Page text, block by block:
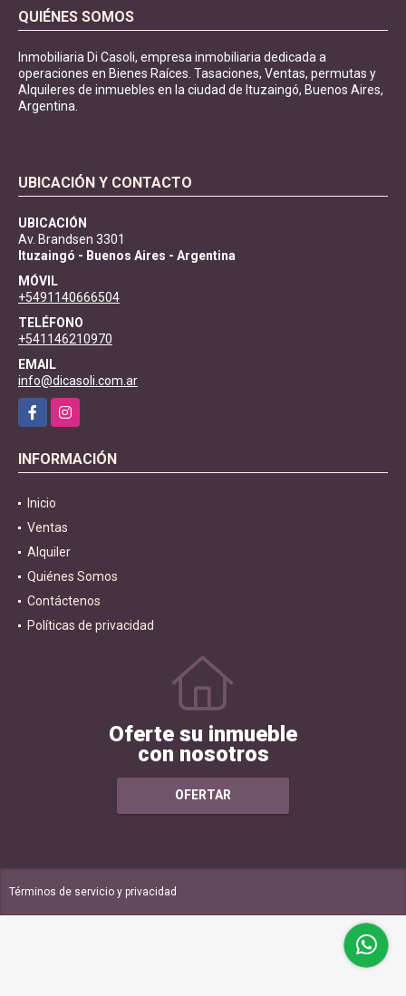
QUIÉNES SOMOS
Inmobiliaria Di Casoli, empresa inmobiliaria dedicada a
operaciones en Bienes Raíces. Tasaciones, Ventas, permutas y
Alquileres de inmuebles en la ciudad de Ituzaingó, Buenos Aires,
Argentina.
UBICACIÓN Y CONTACTO
UBICACIÓN
Av. Brandsen 3301
Ituzaingó - Buenos Aires - Argentina
MÓVIL
+5491140666504
TELÉFONO
+541146210970
EMAIL
info@dicasoli.com.ar
FacebookInstagram
INFORMACIÓN
Inicio
Ventas
Alquiler
Quiénes Somos
Contáctenos
Políticas de privacidad
Oferte su inmueble
con nosotros
OFERTAR
Términos de servicio y privacidad